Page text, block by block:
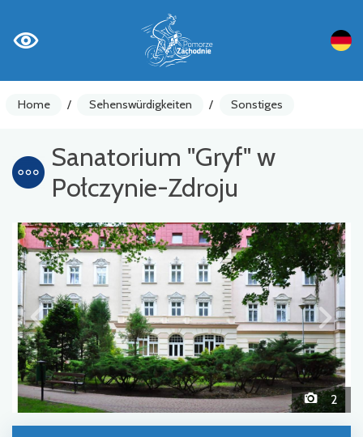
Home / Sehenswürdigkeiten / Sonstiges
Sanatorium "Gryf" w
Połczynie-Zdroju
2